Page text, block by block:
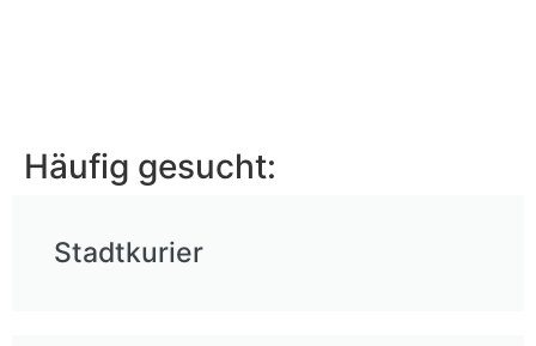
Häufig gesucht:
Stadtkurier